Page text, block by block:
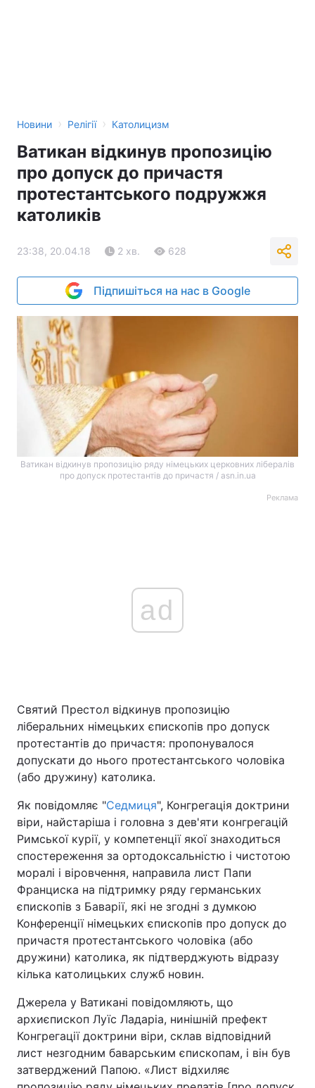
Новини › Релігії › Католицизм
Ватикан відкинув пропозицію
про допуск до причастя
протестантського подружжя
католиків
23:38, 20.04.18 2 хв. 628
Підпишіться на нас в Google
Ватикан відкинув пропозицію ряду німецьких церковних лібералів
про допуск протестантів до причастя / asn.in.ua
Реклама
ad
Святий Престол відкинув пропозицію
ліберальних німецьких єпископів про допуск
протестантів до причастя: пропонувалося
допускати до нього протестантського чоловіка
(або дружину) католика.
Як повідомляє "Седмиця", Конгрегація доктрини
віри, найстаріша і головна з дев'яти конгрегацій
Римської курії, у компетенції якої знаходиться
спостереження за ортодоксальністю і чистотою
моралі і віровчення, направила лист Папи
Франциска на підтримку ряду германських
єпископів з Баварії, які не згодні з думкою
Конференції німецьких єпископів про допуск до
причастя протестантського чоловіка (або
дружини) католика, як підтверджують відразу
кілька католицьких служб новин.
Джерела у Ватикані повідомляють, що
архиєпископ Луїс Ладаріа, нинішній префект
Конгрегації доктрини віри, склав відповідний
лист незгодним баварським єпископам, і він був
затверджений Папою. «Лист відхиляє